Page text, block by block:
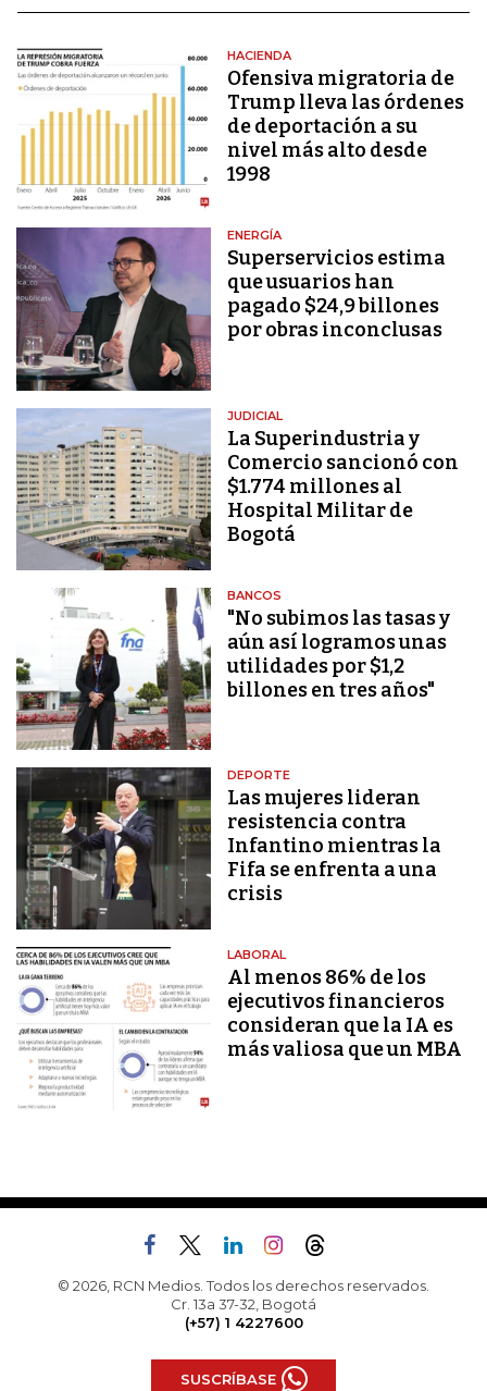
HACIENDA
Ofensiva migratoria de
Trump lleva las órdenes
de deportación a su
nivel más alto desde
1998
ENERGÍA
Superservicios estima
que usuarios han
pagado $24,9 billones
por obras inconclusas
JUDICIAL
La Superindustria y
Comercio sancionó con
$1.774 millones al
Hospital Militar de
Bogotá
BANCOS
"No subimos las tasas y
aún así logramos unas
utilidades por $1,2
billones en tres años"
DEPORTE
Las mujeres lideran
resistencia contra
Infantino mientras la
Fifa se enfrenta a una
crisis
LABORAL
Al menos 86% de los
ejecutivos financieros
consideran que la IA es
más valiosa que un MBA
© 2026, RCN Medios. Todos los derechos reservados.
Cr. 13a 37-32, Bogotá
(+57) 1 4227600
SUSCRÍBASE